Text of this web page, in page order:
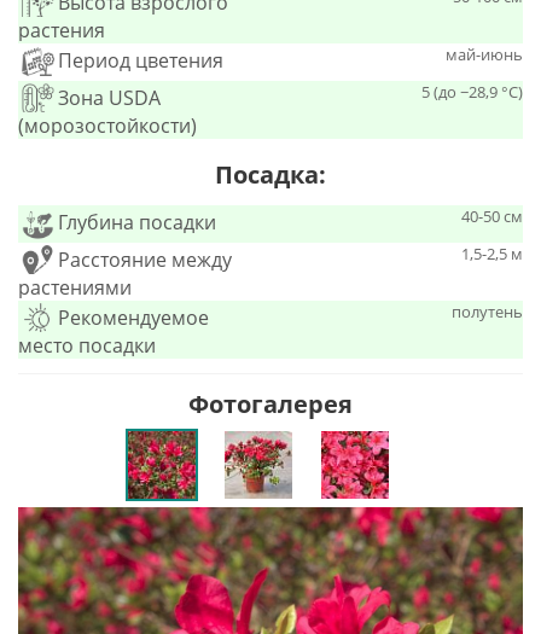
растения
Период цветения май-июнь
Зона USDA
(морозостойкости)
5 (до −28,9 °C)
Посадка:
Глубина посадки 40-50 см
Расстояние между
растениями
1,5-2,5 м
Рекомендуемое
место посадки
полутень
Фотогалерея